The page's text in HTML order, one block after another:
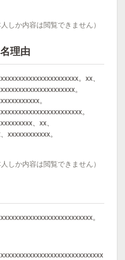
しか内容は閲覧できません）
理由
。xx、
。
。
。
、xx、
xxxxxxxxxxxx。
しか内容は閲覧できません）
。